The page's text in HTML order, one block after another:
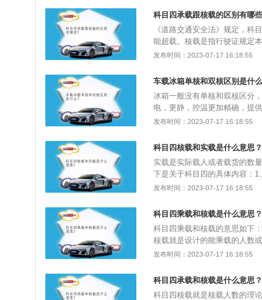
护：车载冰箱在达到电池保护
(电磁干扰)：车载冰箱的电控
更不会影响汽车电池的正常使
响正常工作，当倾斜达到45°
科目四承载跟核载的区别有哪
《道路交通安全法》规定，科
能超载。核载是指行驶证规定
人数。例如：客运大巴核载30
25人就是客运大巴承载人数的
驾照考试的内容分为科目一，
机会，如果两次机会都没有合
之后重新补考，4个科目全部
后的实习期为一年。在参加完
0分。公路客运车辆载客超过核
下列规定处罚：超过核定人数
之二十以上未达百分之五十的
载人超过核定人数的，对机动
载质量，应符合制造厂规定；
定载质量时，应经车辆所在地
相同的轮胎，其最大负荷大于
原轮胎的，必须相应地降低载
经核定，严禁超载；车辆总质
时，应报请当地交通、公安主
发布时间：2023-07-17 16:18:55
车载冰箱单核和双核区别是什
冰箱一般没有单核和双核区分
电，更静，控温更加精确，提
冰箱抗震性能好，适应颠簸路
工作时与车内其他电子产品的
防倒保护：车载冰箱使用时，
会自动停止工作，从而保护压
发布时间：2023-07-17 16:18:55
科目四核载和实载是什么意思？
实载是实际载人或者载货的数
下是关于科目四的具体内容：
目四内容包括，安全文明驾驶
2、补考说明：科目四未通过不
补考，补考不需交补考费用。
驾驶技能准考证明的有效期为
的科目成绩作废。
发布时间：2023-07-17 16:18:55
科目四乘载和核载是什么意思？
科目四乘载和核载的意思如下
核载就是设计的能乘载的人数
载则并不一定，有时也会泛指
量超过核载量就会造成超载或
定载货的行为，对机动车驾驶
发布时间：2023-07-17 16:18:55
科目四承载和核载是什么意思？
科目四核载就是核载人数的理